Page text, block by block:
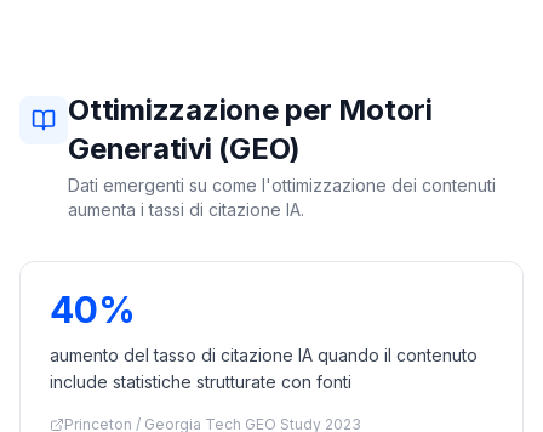
Ottimizzazione per Motori
Generativi (GEO)
Dati emergenti su come l'ottimizzazione dei contenuti
aumenta i tassi di citazione IA.
40%
aumento del tasso di citazione IA quando il contenuto
include statistiche strutturate con fonti
Princeton / Georgia Tech GEO Study 2023